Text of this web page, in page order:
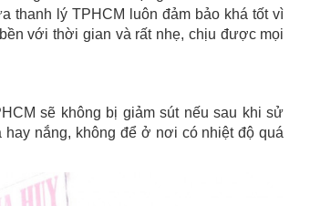
thanh lý TPHCM luôn đảm bảo khá tốt vì
với thời gian và rất nhẹ, chịu được mọi
sẽ không bị giảm sút nếu sau khi sử
nắng, không để ở nơi có nhiệt độ quá